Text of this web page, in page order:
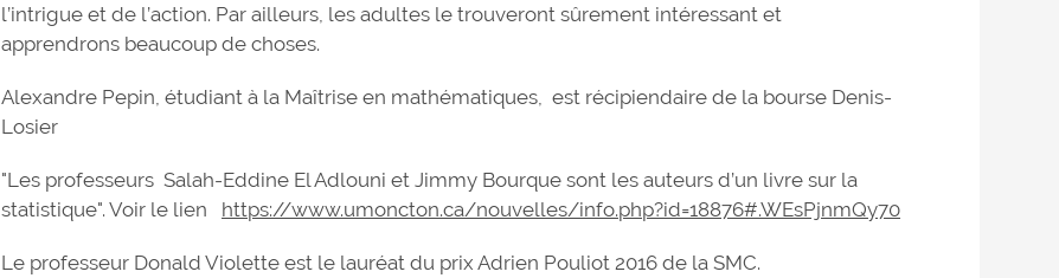
l’intrigue et de l’action. Par ailleurs, les adultes le trouveront sûrement intéressant et
apprendrons beaucoup de choses.
Alexandre Pepin, étudiant à la Maîtrise en mathématiques, est récipiendaire de la bourse Denis-
Losier
"Les professeurs Salah-Eddine El Adlouni et Jimmy Bourque sont les auteurs d’un livre sur la
statistique". Voir le lien https://www.umoncton.ca/nouvelles/info.php?id=18876#.WEsPjnmQy70
Le professeur Donald Violette est le lauréat du prix Adrien Pouliot 2016 de la SMC.